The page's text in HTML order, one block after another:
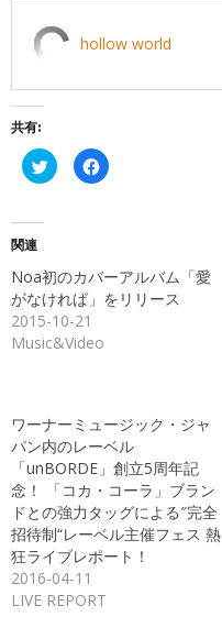
hollow world
共有:
ク
リ
共
有
(新
し
い
ウ
ィ
き
ま
す)
Facebook
で
ク
リ
ッ
ク
く
い
ウ
ィ
ン
ド
ウ
開
き
ま
す)
関連
Noa初のカバーアルバム「愛
がなければ」をリリース
2015-10-21
Music&Video
ワーナーミュージック・ジャ
パン内のレーベル
「unBORDE」創立5周年記
念！ 「コカ・コーラ」ブラン
ドとの強力タッグによる″完全
招待制“レーベル主催フェス 熱
狂ライブレポート！
2016-04-11
LIVE REPORT